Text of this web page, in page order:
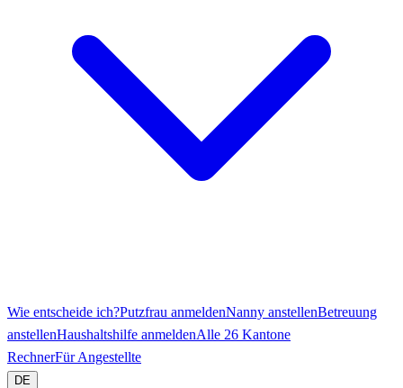
Wie entscheide ich?Putzfrau anmeldenNanny anstellenBetreuung
anstellenHaushaltshilfe anmeldenAlle 26 Kantone
RechnerFür Angestellte
DE